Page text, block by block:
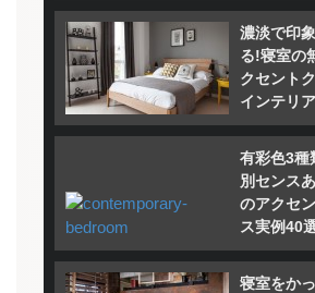
濃淡で印
る!寝室の
クセント
インテリ
有彩色3種
別センス
のアクセ
ス実例40
寝室をか